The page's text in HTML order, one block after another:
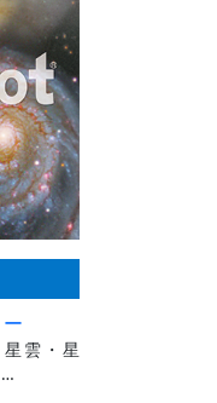
雲・星
…